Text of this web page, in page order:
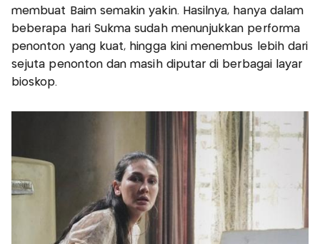
membuat Baim semakin yakin. Hasilnya, hanya dalam
beberapa hari Sukma sudah menunjukkan performa
penonton yang kuat, hingga kini menembus lebih dari
sejuta penonton dan masih diputar di berbagai layar
bioskop.